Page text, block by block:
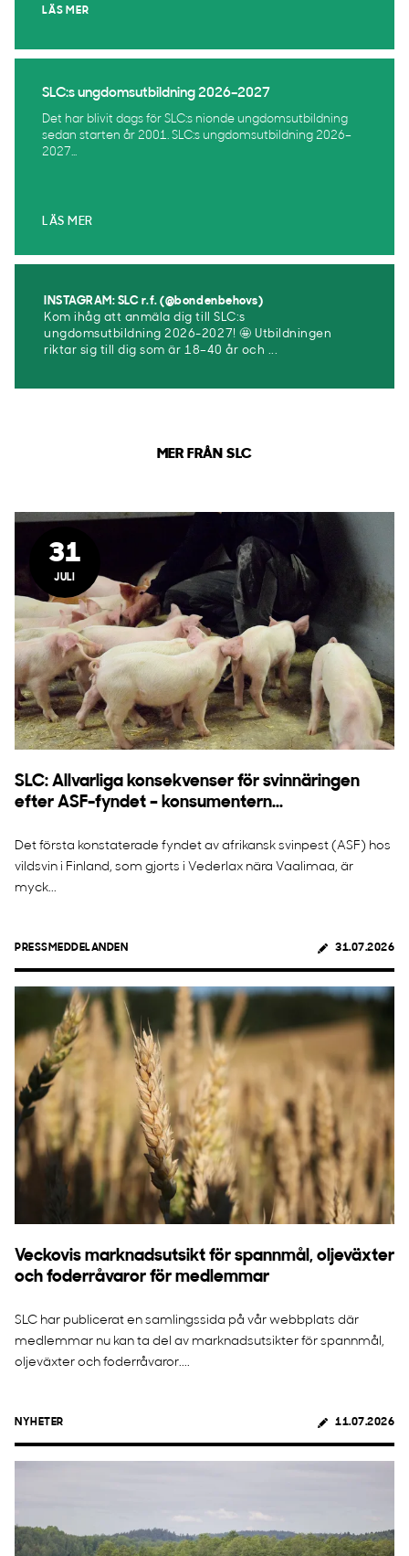
LÄS MER
SLC:s ungdomsutbildning 2026–2027
Det har blivit dags för SLC:s nionde ungdomsutbildning
sedan starten år 2001. SLC:s ungdomsutbildning 2026–
2027...
LÄS MER
INSTAGRAM: SLC r.f. (@bondenbehovs)
Kom ihåg att anmäla dig till SLC:s
ungdomsutbildning 2026-2027! 🤩 Utbildningen
riktar sig till dig som är 18–40 år och ...
MER FRÅN SLC
31
JULI
SLC: Allvarliga konsekvenser för svinnäringen
efter ASF-fyndet – konsumentern...
Det första konstaterade fyndet av afrikansk svinpest (ASF) hos
vildsvin i Finland, som gjorts i Vederlax nära Vaalimaa, är
myck...
PRESSMEDDELANDEN 31.07.2026
Veckovis marknadsutsikt för spannmål, oljeväxter
och foderråvaror för medlemmar
SLC har publicerat en samlingssida på vår webbplats där
medlemmar nu kan ta del av marknadsutsikter för spannmål,
oljeväxter och foderråvaror....
NYHETER 11.07.2026